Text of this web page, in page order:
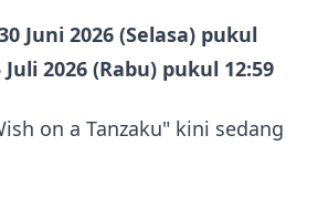
Juni 2026 (Selasa) pukul
2026 (Rabu) pukul 12:59
on a Tanzaku" kini sedang